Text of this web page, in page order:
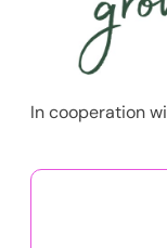
In cooperation